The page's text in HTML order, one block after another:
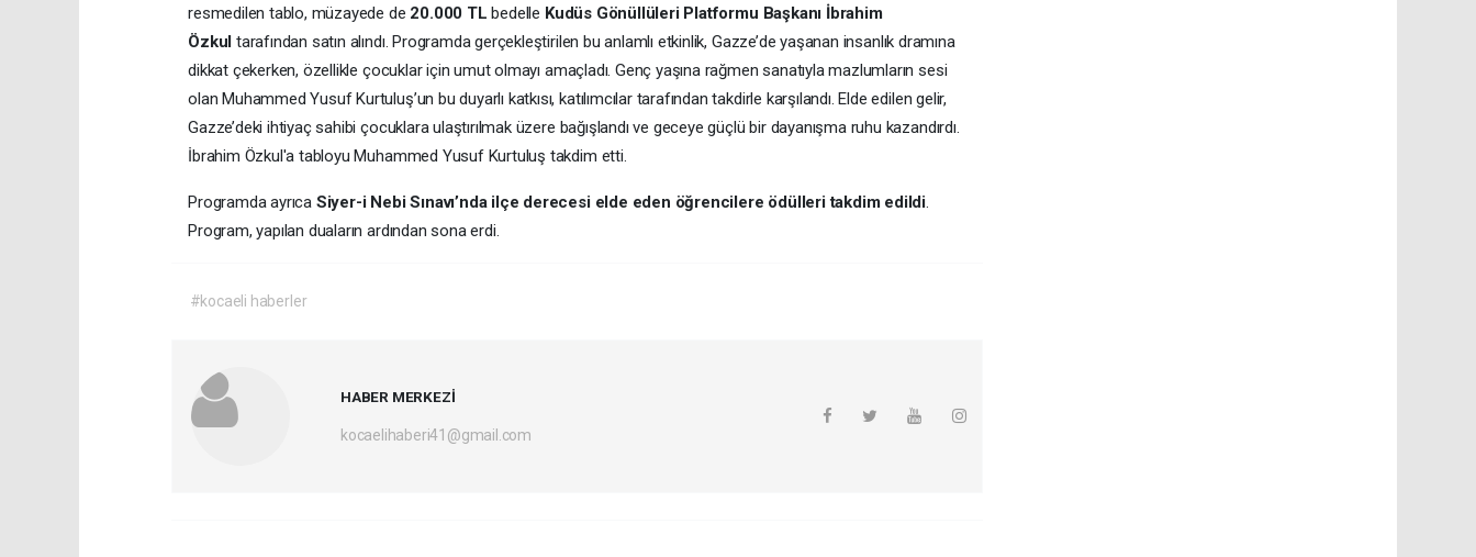
resmedilen tablo, müzayede de 20.000 TL bedelle Kudüs Gönüllüleri Platformu Başkanı İbrahim
Özkul tarafından satın alındı. Programda gerçekleştirilen bu anlamlı etkinlik, Gazze’de yaşanan insanlık dramına
dikkat çekerken, özellikle çocuklar için umut olmayı amaçladı. Genç yaşına rağmen sanatıyla mazlumların sesi
olan Muhammed Yusuf Kurtuluş’un bu duyarlı katkısı, katılımcılar tarafından takdirle karşılandı. Elde edilen gelir,
Gazze’deki ihtiyaç sahibi çocuklara ulaştırılmak üzere bağışlandı ve geceye güçlü bir dayanışma ruhu kazandırdı.
İbrahim Özkul'a tabloyu Muhammed Yusuf Kurtuluş takdim etti.
Programda ayrıca Siyer-i Nebi Sınavı’nda ilçe derecesi elde eden öğrencilere ödülleri takdim edildi.
Program, yapılan duaların ardından sona erdi.
#kocaeli haberler
HABER MERKEZİ
kocaelihaberi41@gmail.com